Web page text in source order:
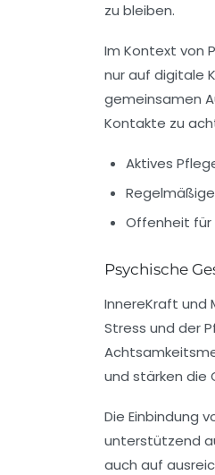
zu bleiben.
Im Kontext von
nur auf digitale
gemeinsamen
Kontakte zu
Aktives
Offenheit für
Psychische
InnereKraft und
Stress und der
und stärken die
Die Einbindung
unterstützend
auch auf